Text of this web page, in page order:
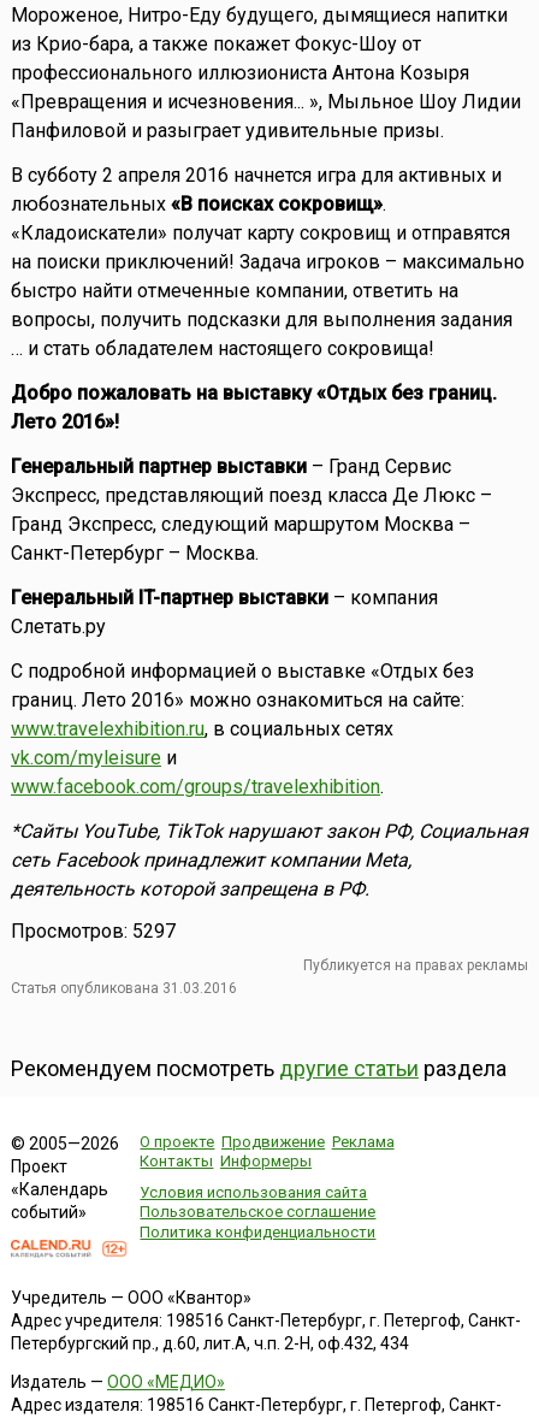
Мороженое, Нитро-Еду будущего, дымящиеся напитки
из Крио-бара, а также покажет Фокус-Шоу от
профессионального иллюзиониста Антона Козыря
«Превращения и исчезновения... », Мыльное Шоу Лидии
Панфиловой и разыграет удивительные призы.
В субботу 2 апреля 2016 начнется игра для активных и
любознательных «В поисках сокровищ».
«Кладоискатели» получат карту сокровищ и отправятся
на поиски приключений! Задача игроков – максимально
быстро найти отмеченные компании, ответить на
вопросы, получить подсказки для выполнения задания
… и стать обладателем настоящего сокровища!
Добро пожаловать на выставку «Отдых без границ.
Лето 2016»!
Генеральный партнер выставки– Гранд Сервис
Экспресс, представляющий поезд класса Де Люкс –
Гранд Экспресс, следующий маршрутом Москва –
Санкт-Петербург – Москва.
Генеральный IT-партнер выставки– компания
Слетать.ру
С подробной информацией о выставке «Отдых без
границ. Лето 2016» можно ознакомиться на сайте:
www.travelexhibition.ru, в социальных сетях
vk.com/myleisureи
www.facebook.com/groups/travelexhibition.
*Сайты YouTube, TikTok нарушают закон РФ, Социальная
сеть Facebook принадлежит компании Meta,
деятельность которой запрещена в РФ.
Просмотров: 5297
Публикуется на правах рекламы
Статья опубликована 31.03.2016
Рекомендуем посмотреть другие статьи раздела
© 2005—2026
Проект
«Календарь
событий»
О проекте Продвижение Реклама
Контакты Информеры
Условия использования сайта
Пользовательское соглашение
Политика конфиденциальности
Учредитель — ООО «Квантор»
Адрес учредителя: 198516 Санкт-Петербург, г. Петергоф, Санкт-
Петербургский пр., д.60, лит.А, ч.п. 2-Н, оф.432, 434
Издатель — ООО «МЕДИО»
Адрес издателя: 198516 Санкт-Петербург, г. Петергоф, Санкт-